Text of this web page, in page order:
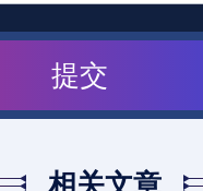
提交
相关文章